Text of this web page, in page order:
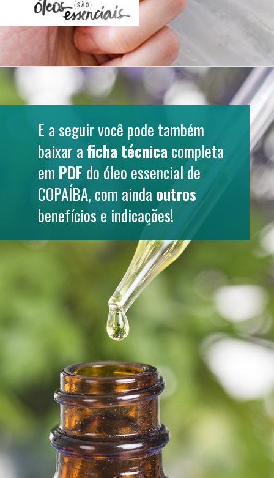
E a seguir você pode também
baixar a ficha técnica completa
em PDF
COPAÍBA, com ainda outros
benefícios e indicações!